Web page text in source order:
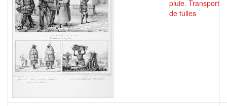
pluie. Transport
de tuiles